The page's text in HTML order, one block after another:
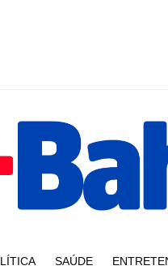
SAÚDE